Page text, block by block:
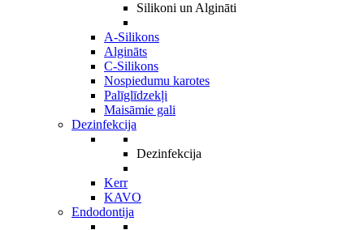
Silikoni un Algināti
A-Silikons
Algināts
C-Silikons
Nospiedumu karotes
Palīglīdzekļi
Maisāmie gali
Dezinfekcija
Dezinfekcija
Kerr
KAVO
Endodontija